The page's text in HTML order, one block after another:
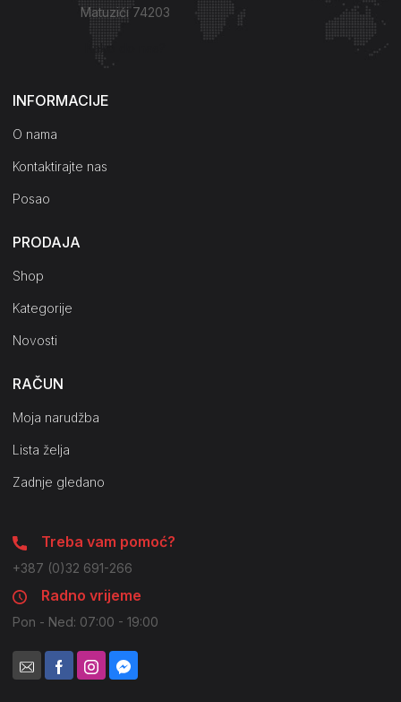
Matuzići 74203
Kako do nas?
INFORMACIJE
O nama
Kontaktirajte nas
Posao
PRODAJA
Shop
Kategorije
Novosti
RAČUN
Moja narudžba
Lista želja
Zadnje gledano
Treba vam pomoć?
+387 (0)32 691-266
Radno vrijeme
Pon - Ned: 07:00 - 19:00